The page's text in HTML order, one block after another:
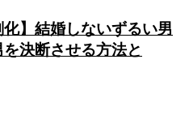
化】結婚しないずるい男
決断させる方法と